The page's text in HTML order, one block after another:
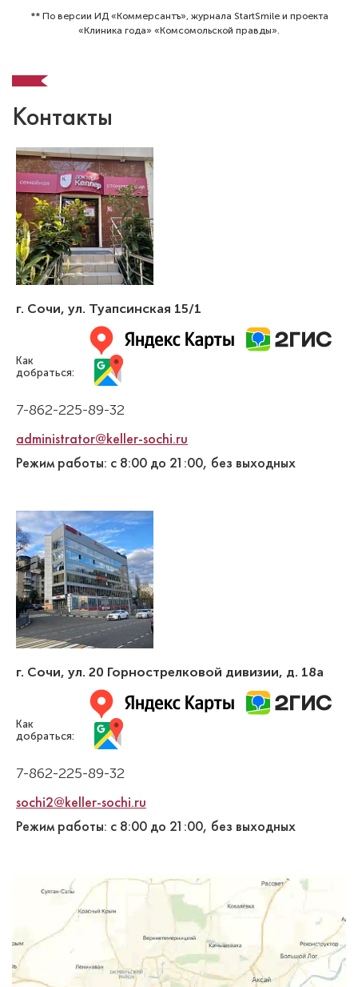
Куринская Ольга Андреевна
Стоматолог-терапевт
Специальность: терапия
Стаж работы: 7 лет
** По версии ИД «Коммерсантъ», журнала StartSmile и проекта
«Клиника года» «Комсомольской правды».
Контакты
г. Сочи, ул. Туапсинская 15/1
Как
добраться:
7-862-225-89-32
administrator@keller-sochi.ru
Режим работы: с 8:00 до 21:00, без выходных
г. Сочи, ул. 20 Горнострелковой дивизии, д. 18а
Как
добраться:
7-862-225-89-32
sochi2@keller-sochi.ru
Режим работы: с 8:00 до 21:00, без выходных